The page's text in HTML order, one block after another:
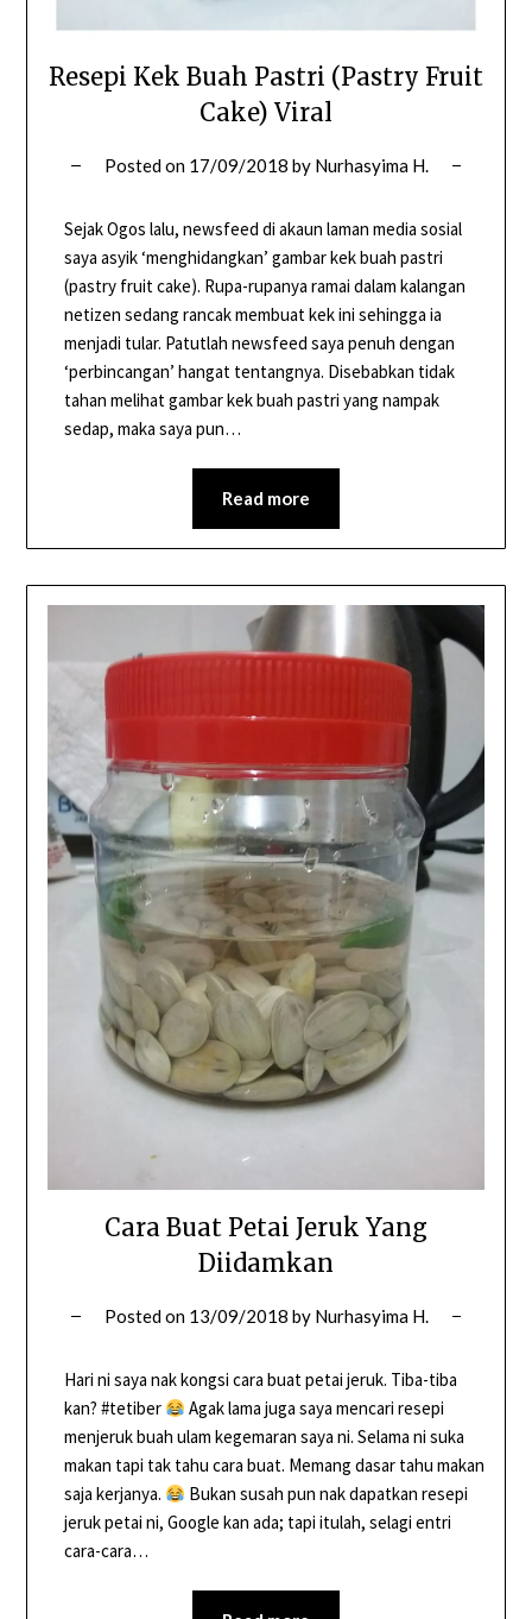
Resepi Kek Buah Pastri (Pastry Fruit
Cake) Viral
Posted on 17/09/2018 by Nurhasyima H.
Sejak Ogos lalu, newsfeed di akaun laman media sosial
saya asyik ‘menghidangkan’ gambar kek buah pastri
(pastry fruit cake). Rupa-rupanya ramai dalam kalangan
netizen sedang rancak membuat kek ini sehingga ia
menjadi tular. Patutlah newsfeed saya penuh dengan
‘perbincangan’ hangat tentangnya. Disebabkan tidak
tahan melihat gambar kek buah pastri yang nampak
sedap, maka saya pun…
Read more
Cara Buat Petai Jeruk Yang
Diidamkan
Posted on 13/09/2018 by Nurhasyima H.
Hari ni saya nak kongsi cara buat petai jeruk. Tiba-tiba
kan? #tetiber
Agak lama juga saya mencari resepi
menjeruk buah ulam kegemaran saya ni. Selama ni suka
makan tapi tak tahu cara buat. Memang dasar tahu makan
saja kerjanya.
Bukan susah pun nak dapatkan resepi
jeruk petai ni, Google kan ada; tapi itulah, selagi entri
cara-cara…